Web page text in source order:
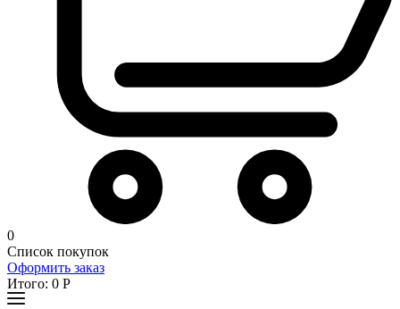
0
Список покупок
Оформить заказ
Итого: 0 Р